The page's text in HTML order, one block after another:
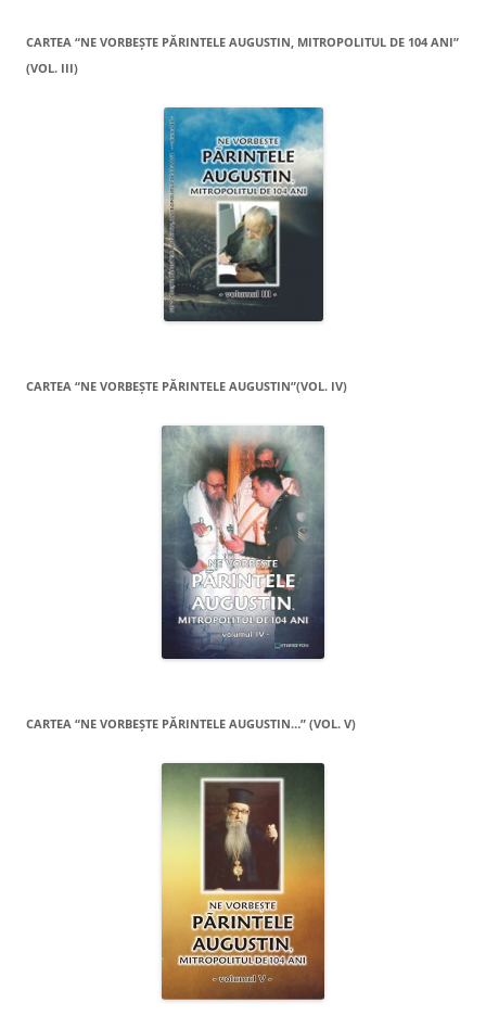
CARTEA “NE VORBEŞTE PĂRINTELE AUGUSTIN, MITROPOLITUL DE 104 ANI”
(VOL. III)
CARTEA “NE VORBEŞTE PĂRINTELE AUGUSTIN”(VOL. IV)
CARTEA “NE VORBEŞTE PĂRINTELE AUGUSTIN…” (VOL. V)